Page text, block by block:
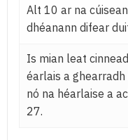
Alt 10 ar na
dhéanann difear
Is mian leat
éarlais a
nó na héarlaise a
27.